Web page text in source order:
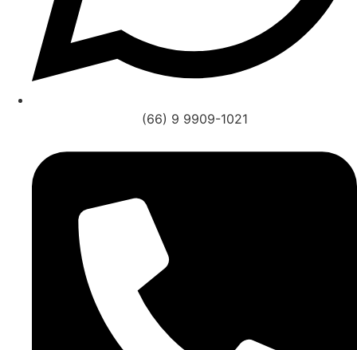
(66) 9 9909-1021